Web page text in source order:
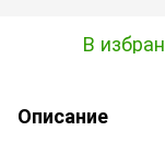
В
Описание